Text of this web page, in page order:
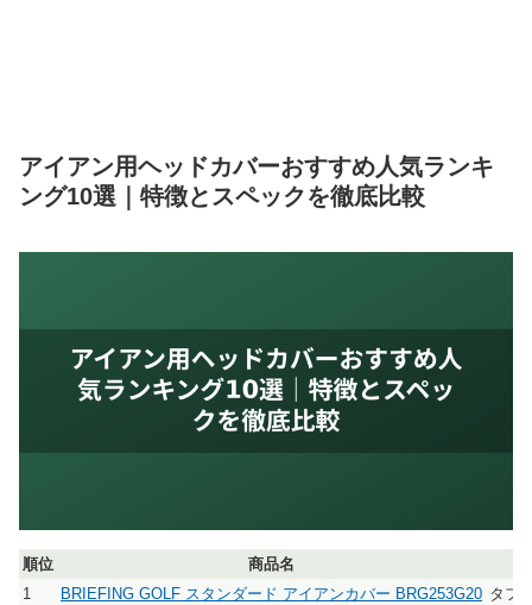
アイアン用ヘッドカバーおすすめ人気ランキ
ング10選｜特徴とスペックを徹底比較
順位 商品名
1
BRIEFING GOLF スタンダード アイアンカバー BRG253G20 タフ